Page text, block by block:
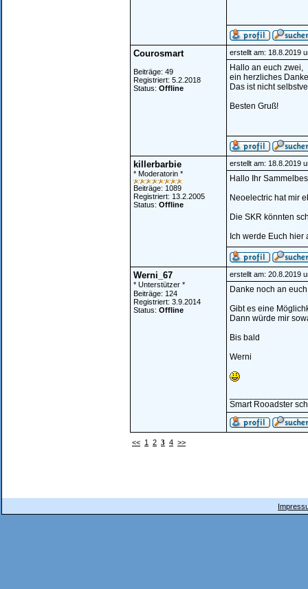
Courosmart
Beiträge: 49
Registriert: 5.2.2018
Status: Offline
erstellt am: 18.8.2019
Hallo an euch zwei,
ein herzliches
Das ist nicht
Besten Gruß!
killerbarbie
* Moderatorin *
Beiträge: 1089
Registriert: 13.2.2005
Status: Offline
erstellt am: 18.8.2019
Hallo Ihr
Neoelectric hat mir
Die SKR könnten
Ich werde Euch
Werni_67
* Unterstützer *
Beiträge: 124
Registriert: 3.9.2014
Status: Offline
erstellt am: 20.8.2019
Danke noch an
Gibt es eine
Dann würde mir
Bis bald
Werni
Smart Rooadster
<< 1 2 3 4 >>